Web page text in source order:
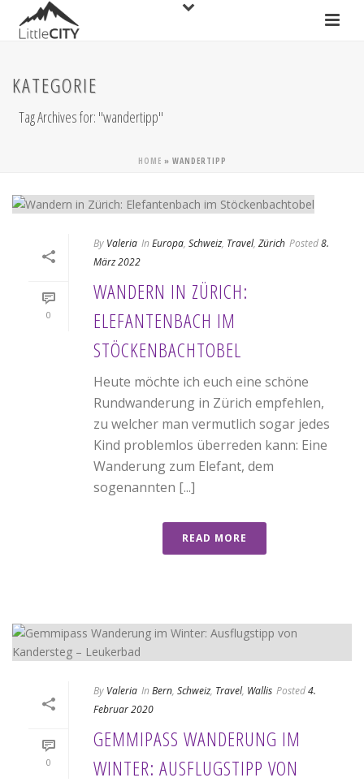
KATEGORIE
Tag Archives for: "wandertipp"
HOME » WANDERTIPP
0
By Valeria In Europa, Schweiz, Travel, Zürich Posted8.
März 2022
WANDERN IN ZÜRICH:
ELEFANTENBACH IM
STÖCKENBACHTOBEL
Heute möchte ich euch eine schöne
Rundwanderung in Zürich empfehlen,
zu welcher man vermutlich sogar jedes
Kind problemlos überreden kann: Eine
Wanderung zum Elefant, dem
sogenannten [...]
READ MORE
0
By Valeria In Bern, Schweiz, Travel, Wallis Posted4.
Februar 2020
GEMMIPASS WANDERUNG IM
WINTER: AUSFLUGSTIPP VON